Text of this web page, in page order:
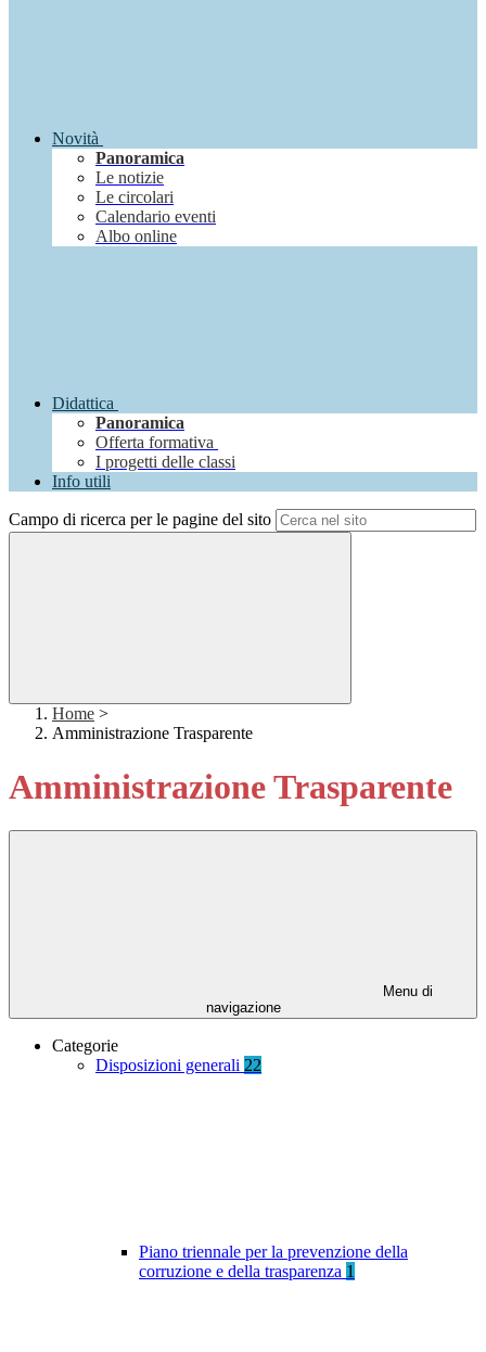
Novità
Panoramica
Le notizie
Le circolari
Calendario eventi
Albo online
Didattica
Panoramica
Offerta formativa
I progetti delle classi
Info utili
Campo di ricerca per le pagine del sito
Home >
Amministrazione Trasparente
Amministrazione Trasparente
Menu di
navigazione
Categorie
Disposizioni generali 22
Piano triennale per la prevenzione della
corruzione e della trasparenza 1